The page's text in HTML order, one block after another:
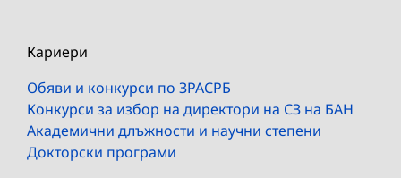
Кариери
Обяви и конкурси по ЗРАСРБ
Конкурси за избор на директори на СЗ на БАН
Академични длъжности и научни степени
Докторски програми